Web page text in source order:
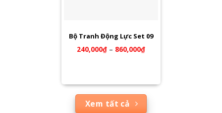
Bộ Tranh Động Lực Set 09
240,000₫ – 860,000₫
Xem tất cả